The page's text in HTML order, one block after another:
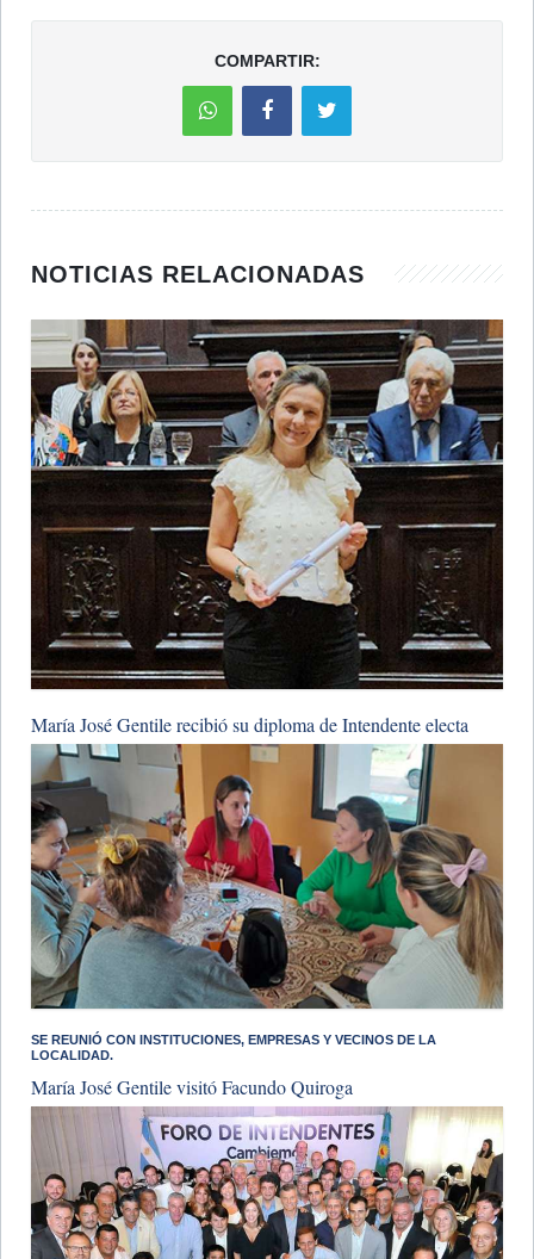
COMPARTIR:
NOTICIAS RELACIONADAS
​María José Gentile recibió su diploma de Intendente electa
SE REUNIÓ CON INSTITUCIONES, EMPRESAS Y VECINOS DE LA
LOCALIDAD.
​María José Gentile visitó Facundo Quiroga